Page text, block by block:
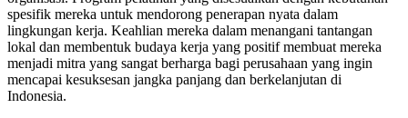
spesifik mereka untuk mendorong penerapan nyata dalam
lingkungan kerja. Keahlian mereka dalam menangani tantangan
lokal dan membentuk budaya kerja yang positif membuat mereka
menjadi mitra yang sangat berharga bagi perusahaan yang ingin
mencapai kesuksesan jangka panjang dan berkelanjutan di
Indonesia.